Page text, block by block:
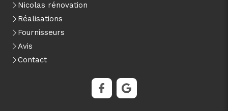
Nicolas rénovation
Réalisations
Fournisseurs
Avis
Contact